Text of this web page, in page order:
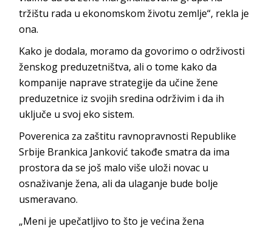
tržištu rada u ekonomskom životu zemlje“, rekla je
ona.
Kako je dodala, moramo da govorimo o održivosti
ženskog preduzetništva, ali o tome kako da
kompanije naprave strategije da učine žene
preduzetnice iz svojih sredina održivim i da ih
uključe u svoj eko sistem.
Poverenica za zaštitu ravnopravnosti Republike
Srbije Brankica Janković takođe smatra da ima
prostora da se još malo više uloži novac u
osnaživanje žena, ali da ulaganje bude bolje
usmeravano.
„Meni je upečatljivo to što je većina žena